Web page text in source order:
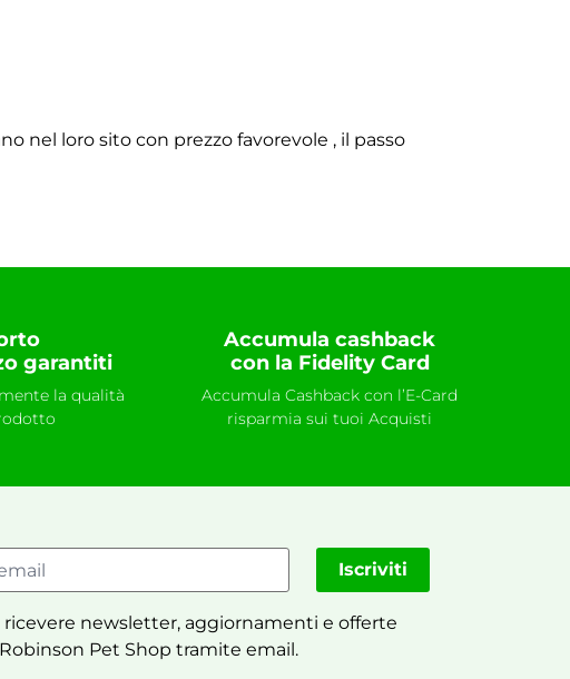
nel loro sito con prezzo favorevole , il passo
garantiti
la qualità
Accumula cashback
con la Fidelity Card
Accumula Cashback con l’E-Card
risparmia sui tuoi Acquisti
ricevere newsletter, aggiornamenti e offerte
Pet Shop tramite email.
Iscriviti